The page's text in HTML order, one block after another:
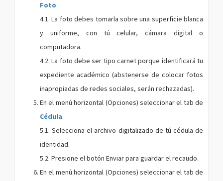
Foto.
4.1. La foto debes tomarla sobre una superficie blanca
y uniforme, con tú celular, cámara digital o
computadora.
4.2. La foto debe ser tipo carnet porque identificará tu
expediente académico (abstenerse de colocar fotos
inapropiadas de redes sociales, serán rechazadas).
En el menú horizontal (Opciones) seleccionar el tab de
Cédula.
5.1. Selecciona el archivo digitalizado de tú cédula de
identidad.
5.2. Presione el botón Enviar para guardar el recaudo.
En el menú horizontal (Opciones) seleccionar el tab de